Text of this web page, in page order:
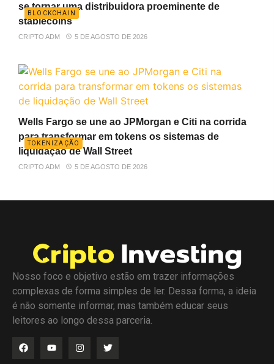
BLOCKCHAIN
se tornar uma distribuidora proeminente de
stablecoins
CRIPTO ADM 5 DE AGOSTO DE 2026
TOKENIZAÇÃO
Wells Fargo se une ao JPMorgan e Citi na corrida
para transformar em tokens os sistemas de
liquidação de Wall Street
CRIPTO ADM 5 DE AGOSTO DE 2026
Nosso foco e objetivo estão em trazer informações
complexas de forma simples de ler. Dessa forma, a ideia
é não somente informar, mas também educar seus
leitores ao longo dessa parceria.